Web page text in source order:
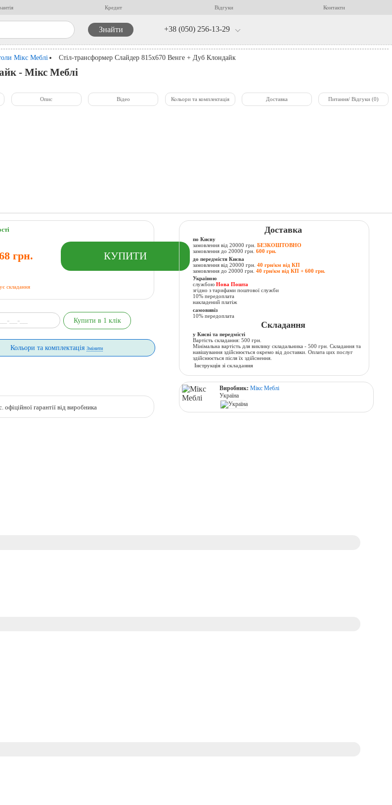
Кредит Відгуки Контакти
+38 (050) 256-13-29
Мікс Меблі Стіл-трансформер Слайдер 815x670 Венге + Дуб Клондайк
- Мікс Меблі
Опис Відео Кольори та комплектація Доставка Питання/ Відгуки (0)
грн.
складання
Кольори та комплектація Змінити
офіційної гарантії від виробника
Доставка
по Києву
замовлення від 20000 грн. БЕЗКОШТОВНО
замовлення до 20000 грн. 600 грн.
до передмістя Києва
замовлення від 20000 грн. 40 грн/км від КП
замовлення до 20000 грн. 40 грн/км від КП + 600 грн.
Україною
службою Нова Пошта
згідно з тарифами поштової служби
10% передоплата
накладений платіж
самовивіз
10% передоплата
Складання
у Києві та передмісті
Вартість складання: 500 грн.
Мінімальна вартість для виклику складальника - 500 грн. Складання та
навішування здійснюється окремо від доставки. Оплата цих послуг
здійснюється після їх здійснення.
Інструкція зі складання
Виробник: Мікс Меблі
Україна